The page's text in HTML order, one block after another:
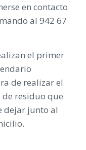
en contacto
al 942 67
el primer
de realizar el
de residuo que
dejar junto al